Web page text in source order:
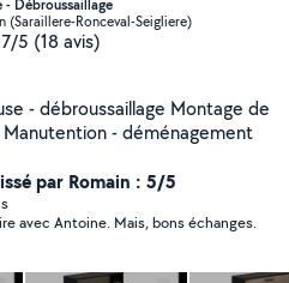
- Débroussaillage
(Saraillere-Ronceval-Seigliere)
5 (18 avis)
- débroussaillage Montage de
- déménagement
par Romain : 5/5
avec Antoine. Mais, bons échanges.